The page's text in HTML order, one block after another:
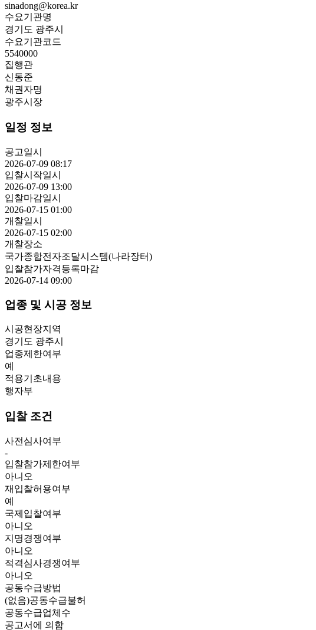
sinadong@korea.kr
수요기관명
경기도 광주시
수요기관코드
5540000
집행관
신동준
채권자명
광주시장
일정 정보
공고일시
2026-07-09 08:17
입찰시작일시
2026-07-09 13:00
입찰마감일시
2026-07-15 01:00
개찰일시
2026-07-15 02:00
개찰장소
국가종합전자조달시스템(나라장터)
입찰참가자격등록마감
2026-07-14 09:00
업종 및 시공 정보
시공현장지역
경기도 광주시
업종제한여부
예
적용기초내용
행자부
입찰 조건
사전심사여부
-
입찰참가제한여부
아니오
재입찰허용여부
예
국제입찰여부
아니오
지명경쟁여부
아니오
적격심사경쟁여부
아니오
공동수급방법
(없음)공동수급불허
공동수급업체수
공고서에 의함